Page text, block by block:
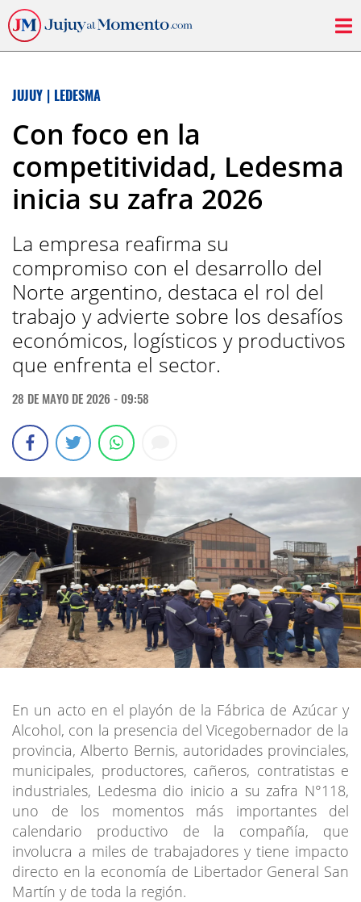
JUJUY | LEDESMA
Con foco en la
competitividad, Ledesma
inicia su zafra 2026
La empresa reafirma su
compromiso con el desarrollo del
Norte argentino, destaca el rol del
trabajo y advierte sobre los desafíos
económicos, logísticos y productivos
que enfrenta el sector.
28 DE MAYO DE 2026 - 09:58
En un acto en el playón de la Fábrica de Azúcar y
Alcohol, con la presencia del Vicegobernador de la
provincia, Alberto Bernis, autoridades provinciales,
municipales, productores, cañeros, contratistas e
industriales, Ledesma dio inicio a su zafra N°118,
uno de los momentos más importantes del
calendario productivo de la compañía, que
involucra a miles de trabajadores y tiene impacto
directo en la economía de Libertador General San
Martín y de toda la región.